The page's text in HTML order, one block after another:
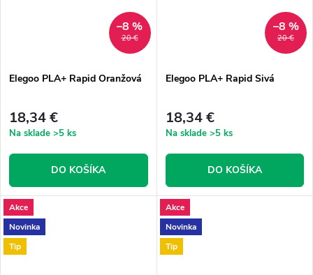
20 €
–8 %
Elegoo PLA+ Rapid Oranžová
18,34 €
Na sklade >5 ks
DO KOŠÍKA
20 €
–8 %
Elegoo PLA+ Rapid Sivá
18,34 €
Na sklade >5 ks
DO KOŠÍKA
Akce
Novinka
Tip
Akce
Novinka
Tip